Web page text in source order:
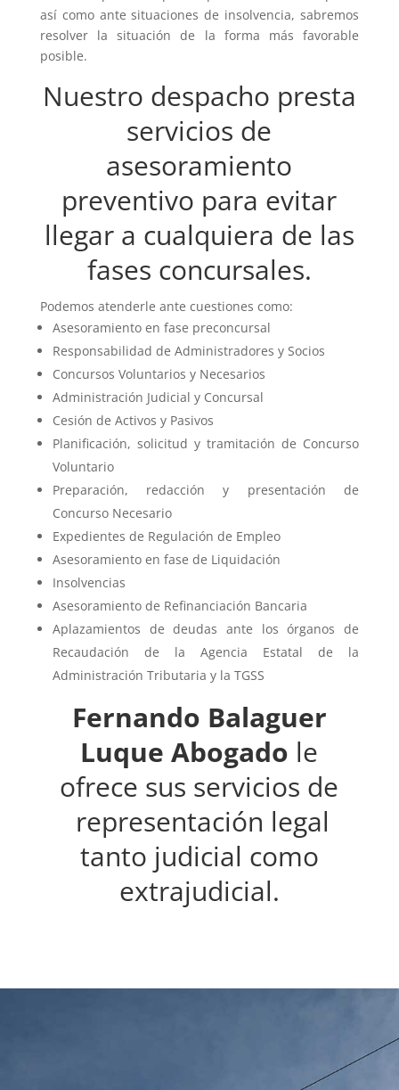
así como ante situaciones de insolvencia, sabremos
resolver la situación de la forma más favorable
posible.
Nuestro despacho presta
servicios de
asesoramiento
preventivo para evitar
llegar a cualquiera de las
fases concursales.
Podemos atenderle ante cuestiones como:
Asesoramiento en fase preconcursal
Responsabilidad de Administradores y Socios
Concursos Voluntarios y Necesarios
Administración Judicial y Concursal
Cesión de Activos y Pasivos
Planificación, solicitud y tramitación de Concurso
Voluntario
Preparación, redacción y presentación de
Concurso Necesario
Expedientes de Regulación de Empleo
Asesoramiento en fase de Liquidación
Insolvencias
Asesoramiento de Refinanciación Bancaria
Aplazamientos de deudas ante los órganos de
Recaudación de la Agencia Estatal de la
Administración Tributaria y la TGSS
Fernando Balaguer
Luque Abogado le
ofrece sus servicios de
representación legal
tanto judicial como
extrajudicial.